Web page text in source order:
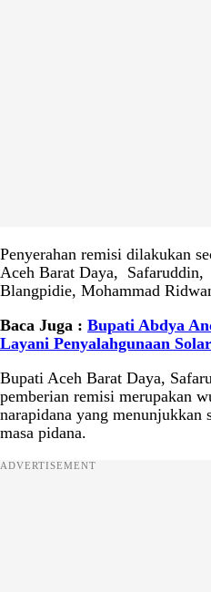
Penyerahan remisi dilakukan
Aceh Barat Daya,
Blangpidie, Mohammad
Baca Juga : Bupati Abdya
Layani Penyalahgunaan
Bupati Aceh Barat Daya,
pemberian remisi merupakan
narapidana yang menunjukkan
masa pidana.
ADVERTISEMENT